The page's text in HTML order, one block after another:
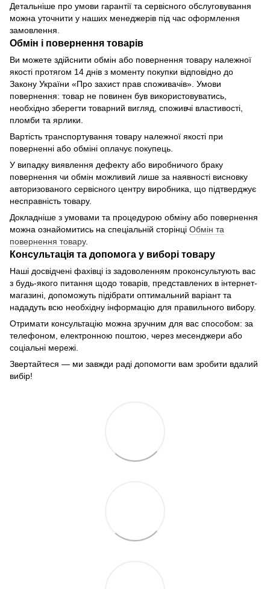
Детальніше про умови гарантії та сервісного обслуговування
можна уточнити у наших менеджерів під час оформлення
замовлення.
Обмін і повернення товарів
Ви можете здійснити обмін або повернення товару належної
якості протягом 14 днів з моменту покупки відповідно до
Закону України «Про захист прав споживачів». Умови
повернення: товар не повинен був використовуватись,
необхідно зберегти товарний вигляд, споживчі властивості,
пломби та ярлики.
Вартість транспортування товару належної якості при
поверненні або обміні оплачує покупець.
У випадку виявлення дефекту або виробничого браку
повернення чи обмін можливий лише за наявності висновку
авторизованого сервісного центру виробника, що підтверджує
несправність товару.
Докладніше з умовами та процедурою обміну або повернення
можна ознайомитись на спеціальній сторінці Обмін та
повернення товару.
Консультація та допомога у виборі товару
Наші досвідчені фахівці із задоволенням проконсультують вас
з будь-якого питання щодо товарів, представлених в інтернет-
магазині, допоможуть підібрати оптимальний варіант та
нададуть всю необхідну інформацію для правильного вибору.
Отримати консультацію можна зручним для вас способом: за
телефоном, електронною поштою, через месенджери або
соціальні мережі.
Звертайтеся — ми завжди раді допомогти вам зробити вдалий
вибір!